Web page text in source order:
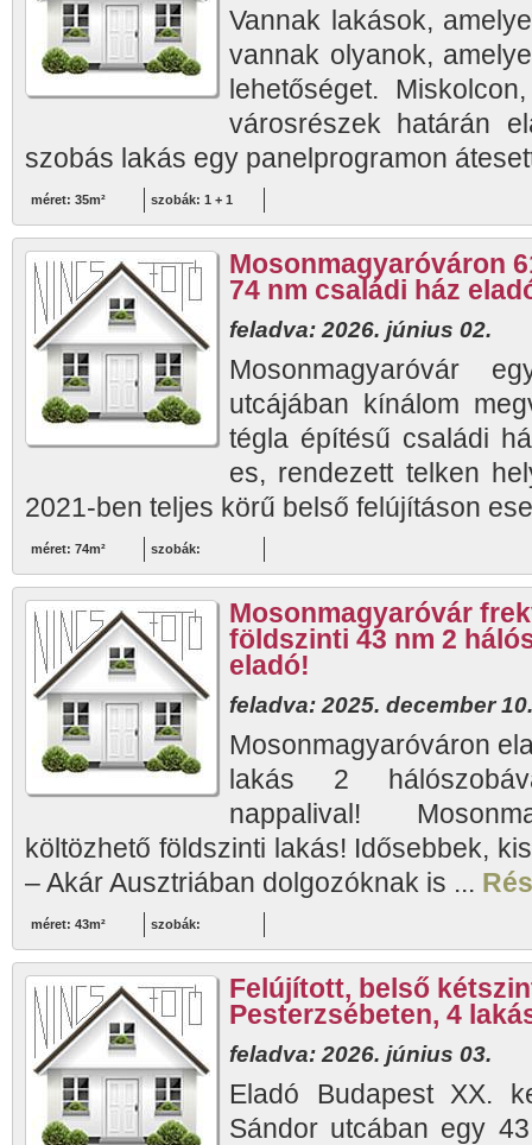
Vannak lakások,
vannak olyanok,
lehetőséget.
városrészek határán
szobás lakás egy panelprogramon
méret: 35m² szobák: 1 + 1
Mosonmagyaróváron
74 nm családi ház
feladva: 2026. június 02.
Mosonmagyaróvár
utcájában kínálom
tégla építésű családi
es, rendezett telken
2021-ben teljes körű belső felújításon
méret: 74m² szobák:
Mosonmagyaróvár
földszinti 43 nm 2
eladó!
feladva: 2025. december 10.
Mosonmagyaróváron
lakás 2
nappalival!
költözhető földszinti lakás! Idősebbek,
– Akár Ausztriában dolgozóknak is ...
méret: 43m² szobák:
Felújított, belső
Pesterzsébeten, 4
feladva: 2026. június 03.
Eladó Budapest XX.
Sándor utcában egy